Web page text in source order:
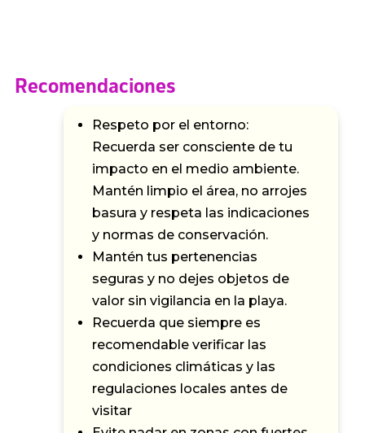
Recomendaciones
Respeto por el entorno:
Recuerda ser consciente de tu
impacto en el medio ambiente.
Mantén limpio el área, no arrojes
basura y respeta las indicaciones
y normas de conservación.
Mantén tus pertenencias
seguras y no dejes objetos de
valor sin vigilancia en la playa.
Recuerda que siempre es
recomendable verificar las
condiciones climáticas y las
regulaciones locales antes de
visitar